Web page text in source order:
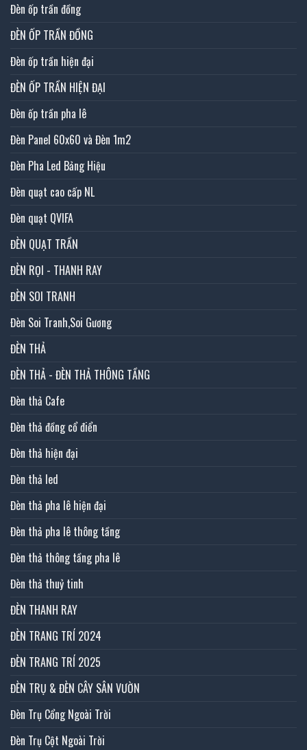
Đèn ốp trần đồng
ĐÈN ỐP TRẦN ĐỒNG
Đèn ốp trần hiện đại
ĐÈN ỐP TRẦN HIỆN ĐẠI
Đèn ốp trần pha lê
Đèn Panel 60x60 và Đèn 1m2
Đèn Pha Led Bảng Hiệu
Đèn quạt cao cấp NL
Đèn quạt QVIFA
ĐÈN QUẠT TRẦN
ĐÈN RỌI - THANH RAY
ĐÈN SOI TRANH
Đèn Soi Tranh,Soi Gương
ĐÈN THẢ
ĐÈN THẢ - ĐÈN THẢ THÔNG TẦNG
Đèn thả Cafe
Đèn thả đồng cổ điển
Đèn thả hiện đại
Đèn thả led
Đèn thả pha lê hiện đại
Đèn thả pha lê thông tầng
Đèn thả thông tầng pha lê
Đèn thả thuỷ tinh
ĐÈN THANH RAY
ĐÈN TRANG TRÍ 2024
ĐÈN TRANG TRÍ 2025
ĐÈN TRỤ & ĐÈN CÂY SÂN VƯỜN
Đèn Trụ Cổng Ngoài Trời
Đèn Trụ Cột Ngoài Trời